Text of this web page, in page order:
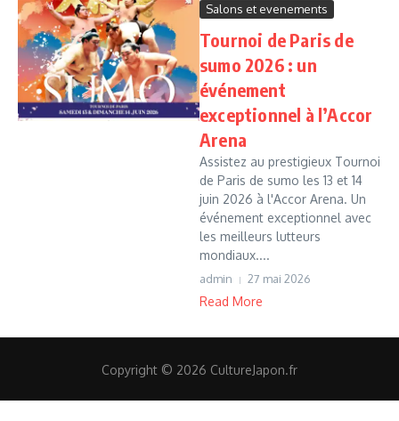
Salons et evenements
Tournoi de Paris de
sumo 2026 : un
événement
exceptionnel à l’Accor
Arena
Assistez au prestigieux Tournoi
de Paris de sumo les 13 et 14
juin 2026 à l'Accor Arena. Un
événement exceptionnel avec
les meilleurs lutteurs
mondiaux....
admin 27 mai 2026
Read More